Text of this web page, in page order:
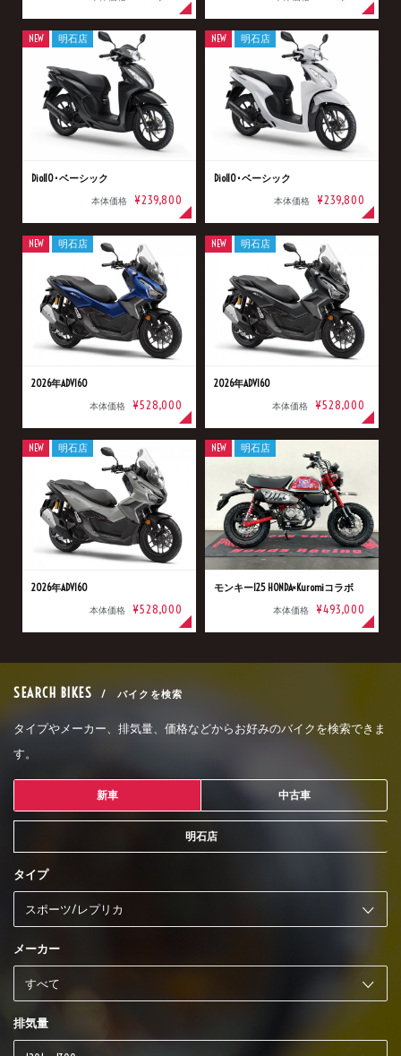
Dio110･ベーシック
本体価格 ¥239,800
NEW 明石店
Dio110･ベーシック
本体価格 ¥239,800
NEW 明石店
2026年ADV160
本体価格 ¥528,000
NEW 明石店
2026年ADV160
本体価格 ¥528,000
NEW 明石店
2026年ADV160
本体価格 ¥528,000
NEW 明石店
モンキー125 HONDA×Kuromiコラボ
本体価格 ¥493,000
NEW 明石店
SEARCH BIKES / バイクを検索
タイプやメーカー、排気量、価格などからお好みのバイクを検索できま
す。
新車 中古車
明石店
タイプ
メーカー
排気量